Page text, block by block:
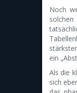
Noch
ein
Als die
sich